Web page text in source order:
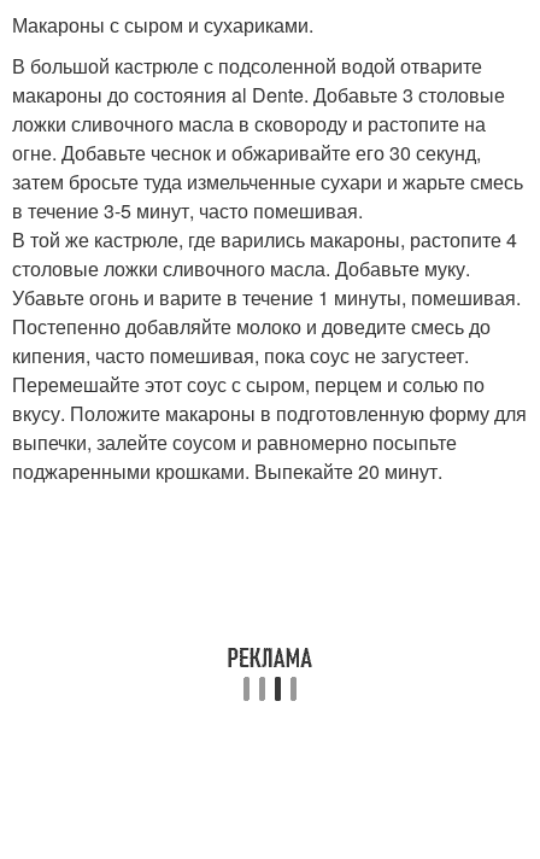
Макароны с сыром и сухариками.
В большой кастрюле с подсоленной водой отварите
макароны до состояния al Dente. Добавьте 3 столовые
ложки сливочного масла в сковороду и растопите на
огне. Добавьте чеснок и обжаривайте его 30 секунд,
затем бросьте туда измельченные сухари и жарьте смесь
в течение 3-5 минут, часто помешивая.
В той же кастрюле, где варились макароны, растопите 4
столовые ложки сливочного масла. Добавьте муку.
Убавьте огонь и варите в течение 1 минуты, помешивая.
Постепенно добавляйте молоко и доведите смесь до
кипения, часто помешивая, пока соус не загустеет.
Перемешайте этот соус с сыром, перцем и солью по
вкусу. Положите макароны в подготовленную форму для
выпечки, залейте соусом и равномерно посыпьте
поджаренными крошками. Выпекайте 20 минут.